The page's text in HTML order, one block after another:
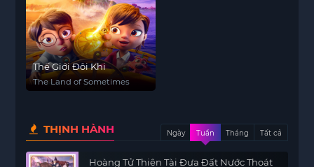
Thế Giới Đôi Khi
The Land of Sometimes
THỊNH HÀNH Ngày Tuần Tháng Tất cả
Hoàng Tử Thiên Tài Đưa Đất Nước Thoát